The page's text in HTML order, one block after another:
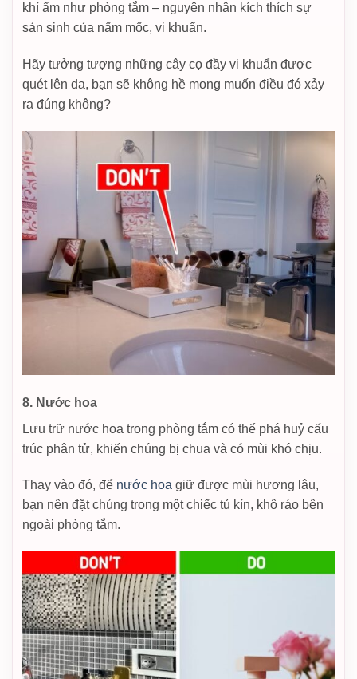
khí ẩm như phòng tắm – nguyên nhân kích thích sự
sản sinh của nấm mốc, vi khuẩn.
Hãy tưởng tượng những cây cọ đầy vi khuẩn được
quét lên da, bạn sẽ không hề mong muốn điều đó xảy
ra đúng không?
8. Nước hoa
Lưu trữ nước hoa trong phòng tắm có thể phá huỷ cấu
trúc phân tử, khiến chúng bị chua và có mùi khó chịu.
Thay vào đó, để nước hoa giữ được mùi hương lâu,
bạn nên đặt chúng trong một chiếc tủ kín, khô ráo bên
ngoài phòng tắm.